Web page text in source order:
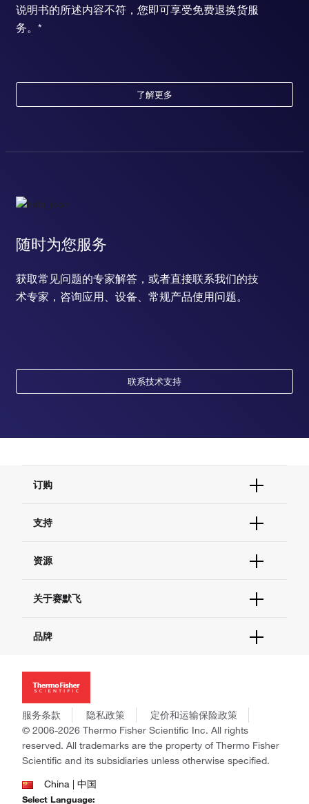
说明书的所述内容不符，您即可享受免费退换货服
务。*
了解更多
随时为您服务
获取常见问题的专家解答，或者直接联系我们的技
术专家，咨询应用、设备、常规产品使用问题。
联系技术支持
订购
订单支持
现货供应中心
支持
联系我们 - 400 820 8982
查找文件&证书
资源
促销
社交媒体
关于赛默飞
招聘
新闻
社会责任
商标
政策和通知
品牌
Applied Biosystems
Invitrogen
Gibco
Ion Torrent
Unity Lab Services
Patheon
PPD
服务条款 隐私政策
定价和运输保险政策
© 2006-2026 Thermo Fisher Scientific Inc. All rights
reserved. All trademarks are the property of Thermo Fisher
Scientific and its subsidiaries unless otherwise specified.
China | 中国
Select Language: